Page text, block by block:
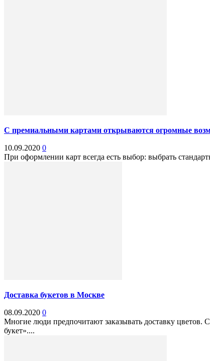
С премиальными картами открываются огромные
10.09.2020 0
При оформлении карт всегда есть выбор: выбрать
Доставка букетов в Москве
08.09.2020 0
Многие люди предпочитают заказывать доставку цветов.
букет»....